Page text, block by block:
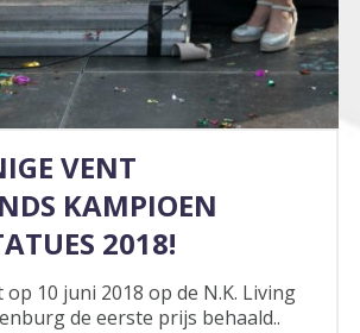
VENT
KAMPIOEN
2018!
10 juni 2018 op de N.K. Living
de eerste prijs behaald..